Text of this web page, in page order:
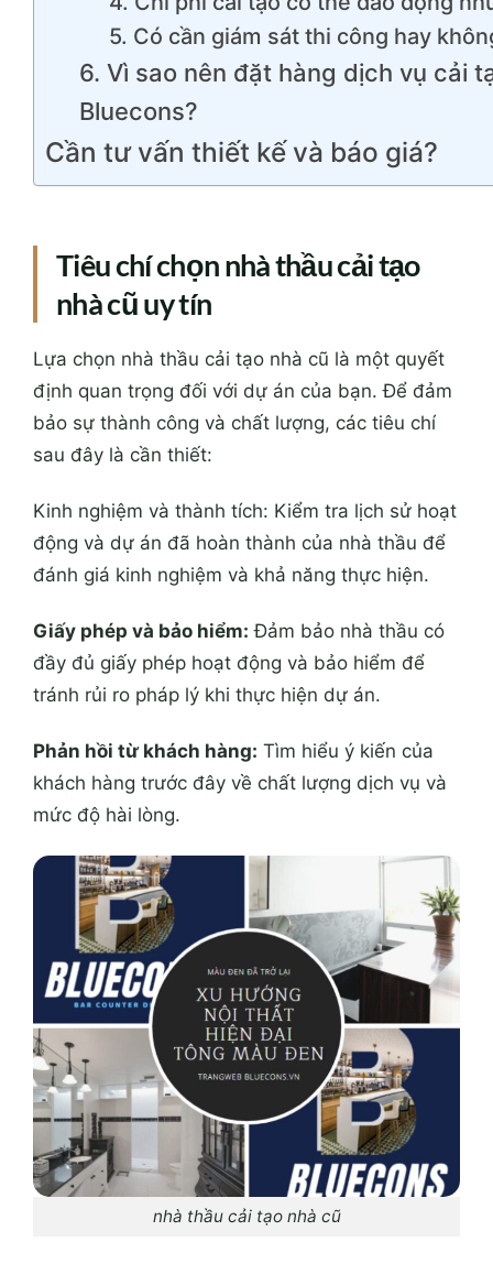
5. Có cần giám sát thi công hay
6. Vì sao nên đặt hàng dịch vụ cải
Bluecons?
Cần tư vấn thiết kế và báo giá?
Tiêu chí chọn nhà thầu cải tạo
nhà cũ uy tín
Lựa chọn nhà thầu cải tạo nhà cũ là một quyết
định quan trọng đối với dự án của bạn. Để đảm
bảo sự thành công và chất lượng, các tiêu chí
sau đây là cần thiết:
Kinh nghiệm và thành tích: Kiểm tra lịch sử hoạt
động và dự án đã hoàn thành của nhà thầu để
đánh giá kinh nghiệm và khả năng thực hiện.
Giấy phép và bảo hiểm: Đảm bảo nhà thầu có
đầy đủ giấy phép hoạt động và bảo hiểm để
tránh rủi ro pháp lý khi thực hiện dự án.
Phản hồi từ khách hàng: Tìm hiểu ý kiến của
khách hàng trước đây về chất lượng dịch vụ và
mức độ hài lòng.
nhà thầu cải tạo nhà cũ